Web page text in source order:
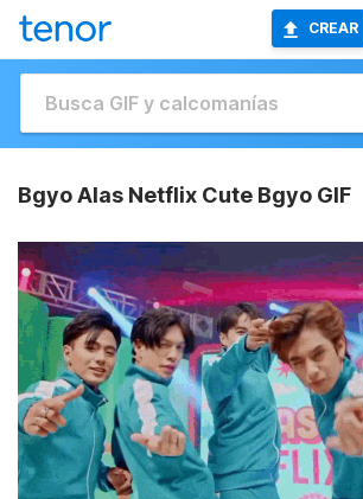
CREAR
Bgyo Alas Netflix Cute Bgyo GIF